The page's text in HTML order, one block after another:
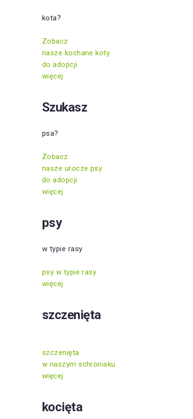
kota?
Zobacz
nasze kochane koty
do adopcji
więcej
Szukasz
psa?
Zobacz
nasze urocze psy
do adopcji
więcej
psy
w typie rasy
psy w typie rasy
więcej
szczenięta
szczenięta
w naszym schronisku
więcej
kocięta